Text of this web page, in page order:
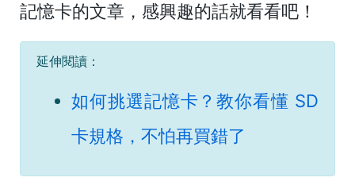
記憶卡的文章，感興趣的話就看看吧！
延伸閱讀：
如何挑選記憶卡？教你看懂 SD
卡規格，不怕再買錯了